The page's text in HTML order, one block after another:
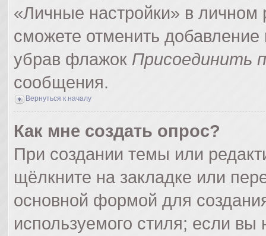
«Личные настройки» в
сможете отменить
убрав флажок Присоединить
сообщения.
Вернуться к началу
Как мне создать опрос?
При создании темы или
щёлкните на закладке или
основной формой для
используемого стиля; если